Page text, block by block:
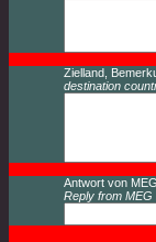
Zielland,
destination
Antwort von
Reply from